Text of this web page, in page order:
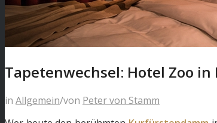
Tapetenwechsel: Hotel Zoo in
in Allgemein/von Peter von Stamm